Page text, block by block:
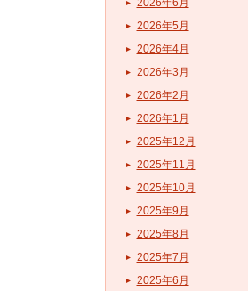
2026年6月
2026年5月
2026年4月
2026年3月
2026年2月
2026年1月
2025年12月
2025年11月
2025年10月
2025年9月
2025年8月
2025年7月
2025年6月